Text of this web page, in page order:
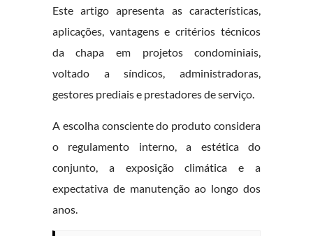
Este artigo apresenta as características,
aplicações, vantagens e critérios técnicos
da chapa em projetos condominiais,
voltado a síndicos, administradoras,
gestores prediais e prestadores de serviço.
A escolha consciente do produto considera
o regulamento interno, a estética do
conjunto, a exposição climática e a
expectativa de manutenção ao longo dos
anos.